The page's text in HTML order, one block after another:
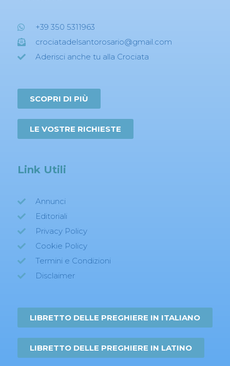
+39 350 5311963
crociatadelsantorosario@gmail.com
Aderisci anche tu alla Crociata
SCOPRI DI PIÙ
LE VOSTRE RICHIESTE
Link Utili
Annunci
Editoriali
Privacy Policy
Cookie Policy
Termini e Condizioni
Disclaimer
LIBRETTO DELLE PREGHIERE IN ITALIANO
LIBRETTO DELLE PREGHIERE IN LATINO